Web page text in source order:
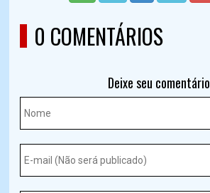
0 COMENTÁRIOS
Deixe seu comentário